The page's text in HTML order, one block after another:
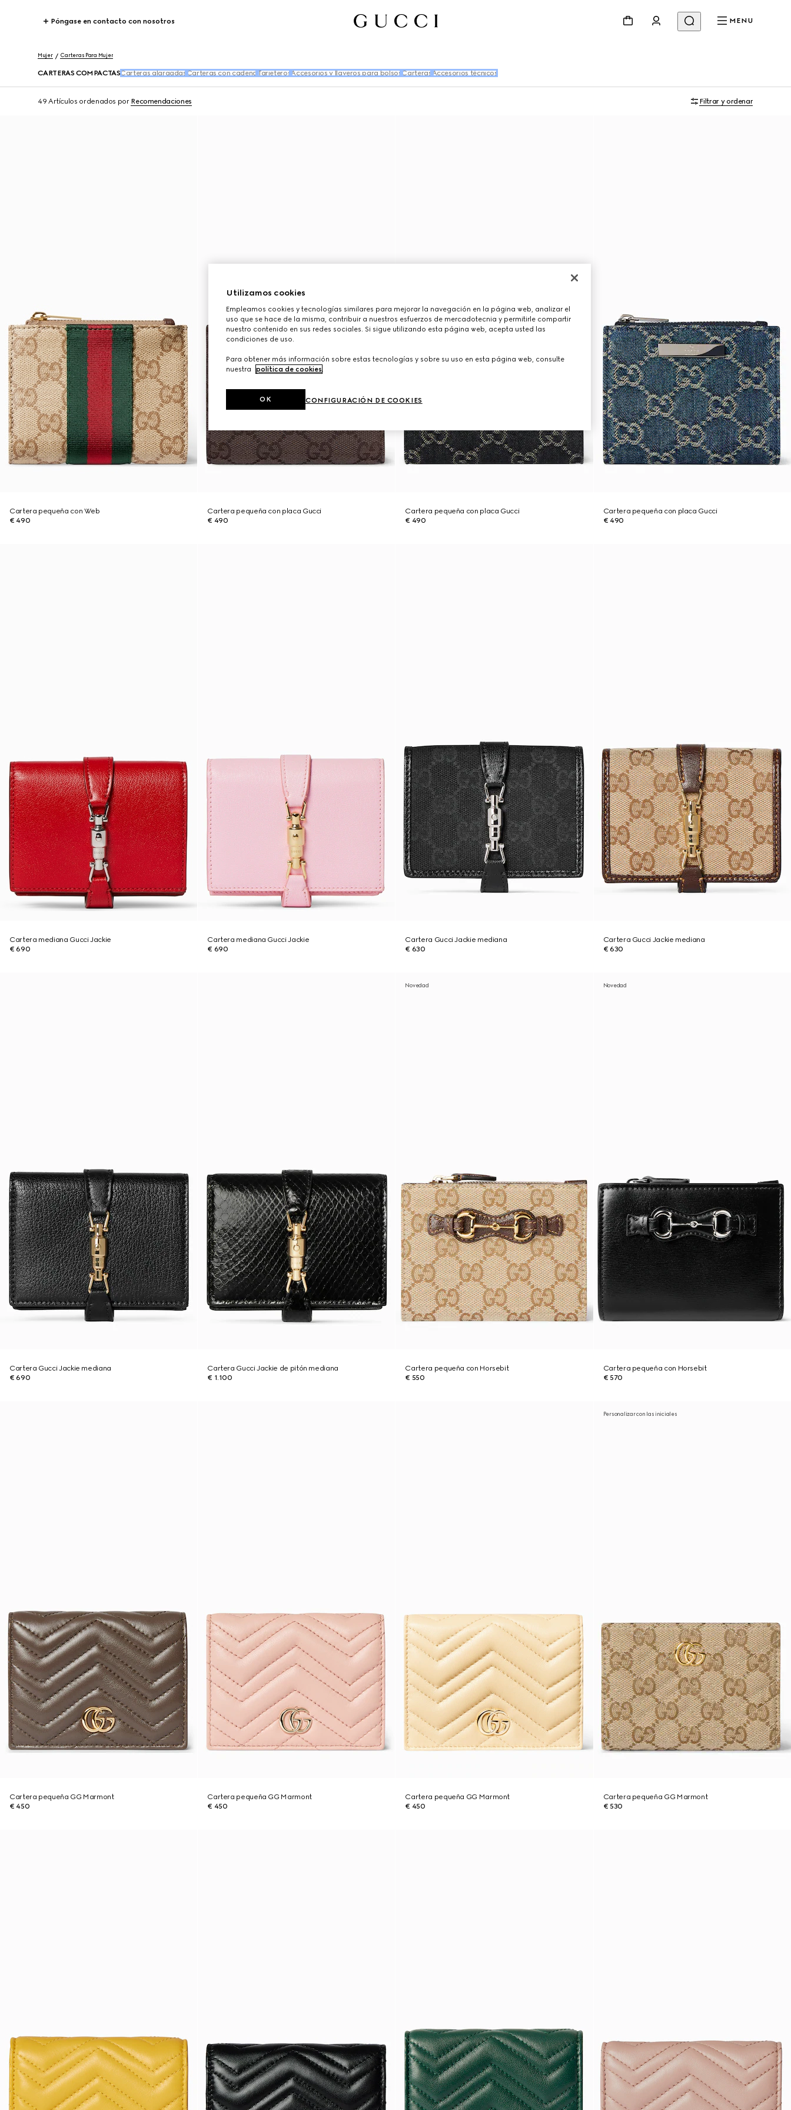
Póngase en contacto con nosotros MENU
Mujer Carteras Para Mujer
CARTERAS COMPACTAS Carteras alargadas Carteras con cadena Tarjeteros Accesorios y llaveros para bolsos Carteras Accesorios técnicos
49 Artículos ordenados por Recomendaciones Filtrar y ordenar
Cartera pequeña con Web
€ 490
Cartera pequeña con placa Gucci
€ 490
Cartera pequeña con placa Gucci
€ 490
Cartera pequeña con placa Gucci
€ 490
Cartera mediana Gucci Jackie
€ 690
Cartera mediana Gucci Jackie
€ 690
Cartera Gucci Jackie mediana
€ 630
Cartera Gucci Jackie mediana
€ 630
Cartera Gucci Jackie mediana
€ 690
Cartera Gucci Jackie de pitón mediana
€ 1.100
Novedad
Cartera pequeña con Horsebit
€ 550
Novedad
Cartera pequeña con Horsebit
€ 570
Cartera pequeña GG Marmont
€ 450
Cartera pequeña GG Marmont
€ 450
Cartera pequeña GG Marmont
€ 450
Personalizar con las iniciales
Cartera pequeña GG Marmont
€ 530
Utilizamos cookies
Empleamos cookies y tecnologías similares para mejorar la navegación en la página web, analizar el
uso que se hace de la misma, contribuir a nuestros esfuerzos de mercadotecnia y permitirle compartir
nuestro contenido en sus redes sociales. Si sigue utilizando esta página web, acepta usted las
condiciones de uso.
Para obtener más información sobre estas tecnologías y sobre su uso en esta página web, consulte
nuestra
política de cookies.
CONFIGURACIÓN DE COOKIES
OK